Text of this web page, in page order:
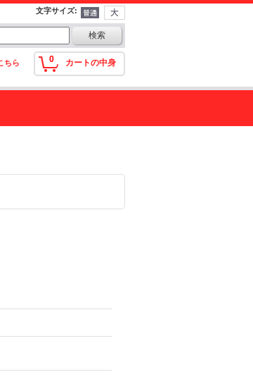
文字サイズ:
0 カートの中身
ちら